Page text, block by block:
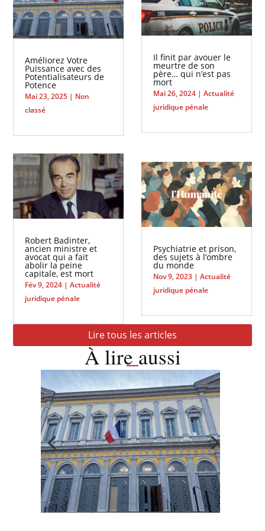
Améliorez Votre
Puissance avec des
Potentialisateurs de
Potence
Mai 23, 2025 | Non
classé
Il finit par avouer le
meurtre de son
père… qui n’est pas
mort
Mai 26, 2024 | Actualité
juridique pénale
Robert Badinter,
ancien ministre et
avocat qui a fait
abolir la peine
capitale, est mort
Fév 9, 2024 |Actualité
juridique pénale
Psychiatrie et prison,
des sujets à l’ombre
du monde
Nov 9, 2023 | Actualité
juridique pénale
Lire tous les articles
À lire aussi